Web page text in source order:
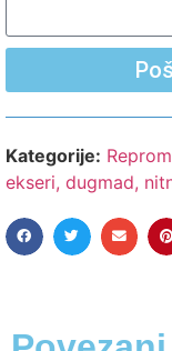
Kategorije:
ekseri, dugmad,